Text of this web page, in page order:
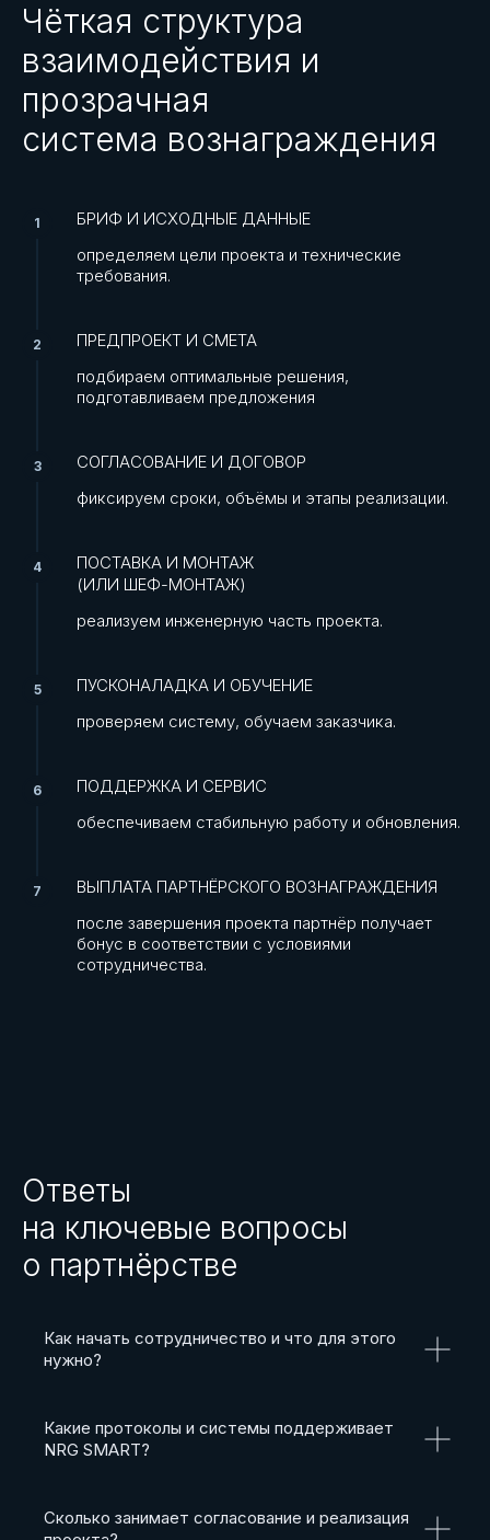
Чёткая структура
взаимодействия и
прозрачная
система вознаграждения
БРИФ И ИСХОДНЫЕ ДАННЫЕ
определяем цели проекта и технические
требования.
ПРЕДПРОЕКТ И СМЕТА
подбираем оптимальные решения,
подготавливаем предложения
СОГЛАСОВАНИЕ И ДОГОВОР
фиксируем сроки, объёмы и этапы реализации.
ПОСТАВКА И МОНТАЖ
(ИЛИ ШЕФ-МОНТАЖ)
реализуем инженерную часть проекта.
ПУСКОНАЛАДКА И ОБУЧЕНИЕ
проверяем систему, обучаем заказчика.
ПОДДЕРЖКА И СЕРВИС
обеспечиваем стабильную работу и обновления.
ВЫПЛАТА ПАРТНЁРСКОГО ВОЗНАГРАЖДЕНИЯ
после завершения проекта партнёр получает
бонус в соответствии с условиями
сотрудничества.
Ответы
на ключевые вопросы
о партнёрстве
Как начать сотрудничество и что для этого
нужно?
Какие протоколы и системы поддерживает
NRG SMART?
Сколько занимает согласование и реализация